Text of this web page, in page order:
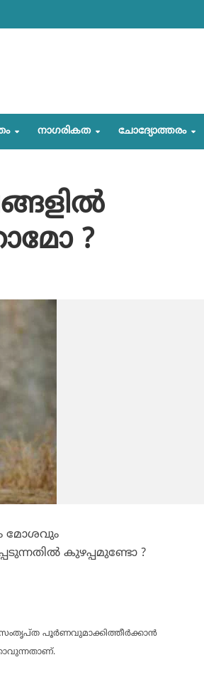
നാഗരികത ചോദ്യോത്തരം
?
മോശവും
കുഴപ്പമുണ്ടോ ?
സംതൃപ്ത പൂര്‍ണവുമാക്കിത്തീര്‍ക്കാന്‍